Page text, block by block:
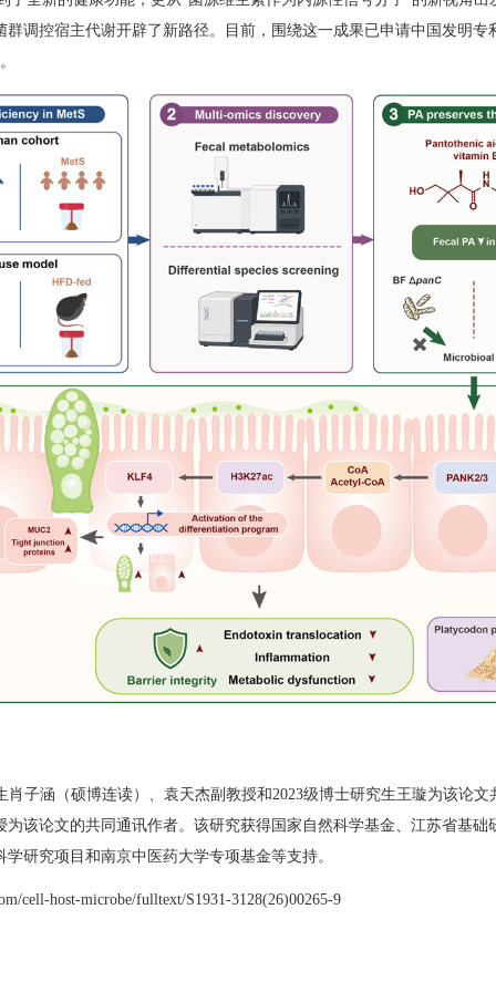
调控宿主代谢开辟了新路径。目前，围绕这一成果已申请中国发明专
肖子涵（硕博连读）、袁天杰副教授和2023级博士研究生王璇为该论
该论文的共同通讯作者。该研究获得国家自然科学基金、江苏省基
研究项目和南京中医药大学专项基金等支持。
cell-host-microbe/fulltext/S1931-3128(26)00265-9